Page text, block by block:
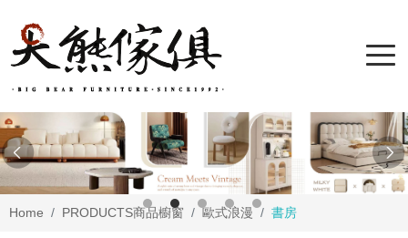
Home PRODUCTS商品櫥窗 歐式浪漫 書房